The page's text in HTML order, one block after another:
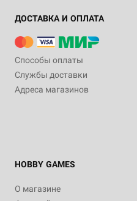
ДОСТАВКА И ОПЛАТА
Способы оплаты
Службы доставки
Адреса магазинов
HOBBY GAMES
О магазине